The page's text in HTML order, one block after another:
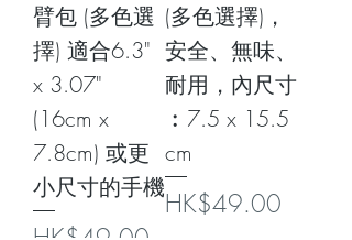
臂包 (多色選
擇) 適合6.3"
x 3.07"
(16cm x
7.8cm) 或更
小尺寸的手機
(多色選擇)，
安全、無味、
耐用，內尺寸
︰7.5 x 15.5
cm
價格
HK$49.00